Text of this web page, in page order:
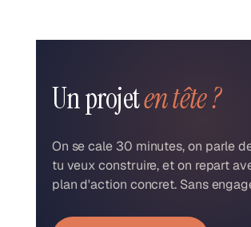
Un projeten tête ?
On se cale 30 minutes, on parle
tu veux construire, et on repart
plan d'action concret. Sans